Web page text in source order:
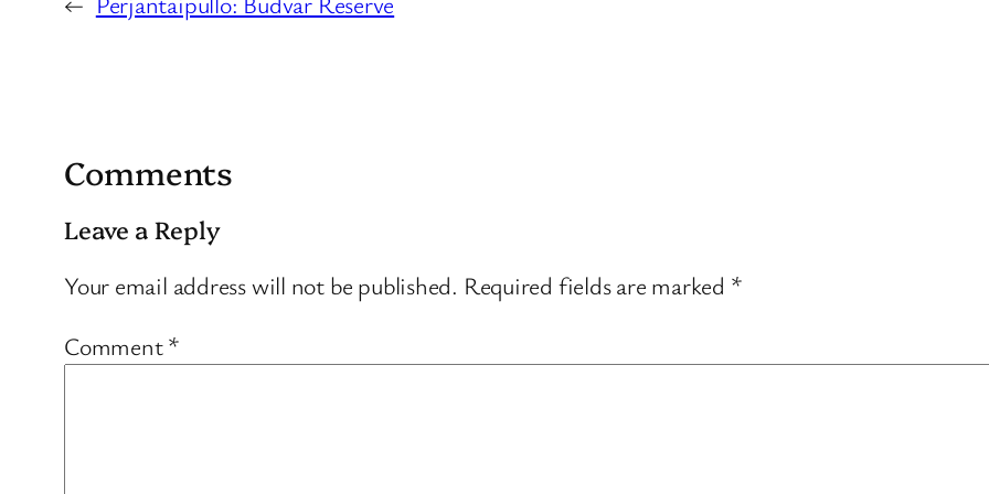
Comments
Leave a Reply
Your email address will not be published. Required fields are marked *
Comment*